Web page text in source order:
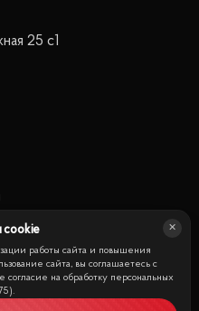
25 с1
в т.ч. стоимости
характер и не является
квартиры могут быть
cookie
работы сайта и повышения
сайта, вы соглашаетесь с
согласие на обработку персональных